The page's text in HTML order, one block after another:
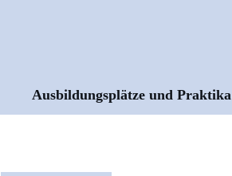
Ausbildungsplätze und Praktika